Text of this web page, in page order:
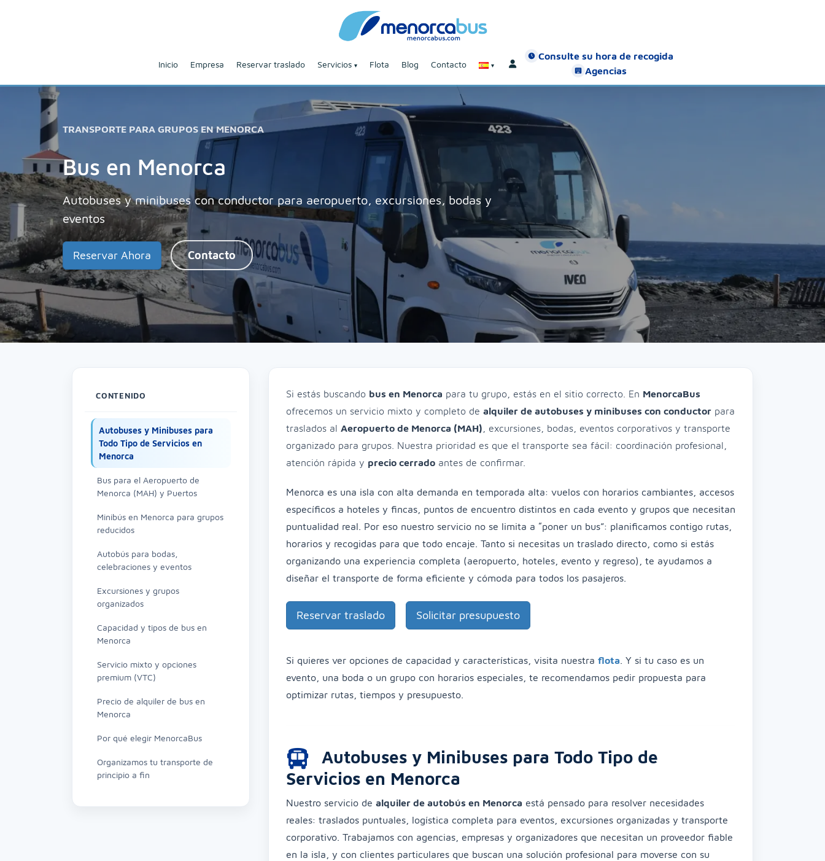
Inicio Empresa Reservar traslado Servicios Flota Blog Contacto
Consulte su hora de recogida
Agencias
TRANSPORTE PARA GRUPOS EN MENORCA
Bus en Menorca
Autobuses y minibuses con conductor para aeropuerto, excursiones, bodas y
eventos
Reservar Ahora Contacto
CONTENIDO
Autobuses y Minibuses para
Todo Tipo de Servicios en
Menorca
Bus para el Aeropuerto de
Menorca (MAH) y Puertos
Minibús en Menorca para grupos
reducidos
Autobús para bodas,
celebraciones y eventos
Excursiones y grupos
organizados
Capacidad y tipos de bus en
Menorca
Servicio mixto y opciones
premium (VTC)
Precio de alquiler de bus en
Menorca
Por qué elegir MenorcaBus
Organizamos tu transporte de
principio a fin
Si estás buscando bus en Menorca para tu grupo, estás en el sitio correcto. En MenorcaBus
ofrecemos un servicio mixto y completo de alquiler de autobuses y minibuses con conductor para
traslados al Aeropuerto de Menorca (MAH) , excursiones, bodas, eventos corporativos y transporte
organizado para grupos. Nuestra prioridad es que el transporte sea fácil: coordinación profesional,
atención rápida y precio cerrado antes de confirmar.
Menorca es una isla con alta demanda en temporada alta: vuelos con horarios cambiantes, accesos
específicos a hoteles y fincas, puntos de encuentro distintos en cada evento y grupos que necesitan
puntualidad real. Por eso nuestro servicio no se limita a “poner un bus”: planificamos contigo rutas,
horarios y recogidas para que todo encaje. Tanto si necesitas un traslado directo, como si estás
organizando una experiencia completa (aeropuerto, hoteles, evento y regreso), te ayudamos a
diseñar el transporte de forma eficiente y cómoda para todos los pasajeros.
Reservar traslado Solicitar presupuesto
Si quieres ver opciones de capacidad y características, visita nuestra flota . Y si tu caso es un
evento, una boda o un grupo con horarios especiales, te recomendamos pedir propuesta para
optimizar rutas, tiempos y presupuesto.
Autobuses y Minibuses para Todo Tipo de
Servicios en Menorca
Nuestro servicio de alquiler de autobús en Menorca está pensado para resolver necesidades
reales: traslados puntuales, logística completa para eventos, excursiones organizadas y transporte
corporativo. Trabajamos con agencias, empresas y organizadores que necesitan un proveedor fiable
en la isla, y con clientes particulares que buscan una solución profesional para moverse con su